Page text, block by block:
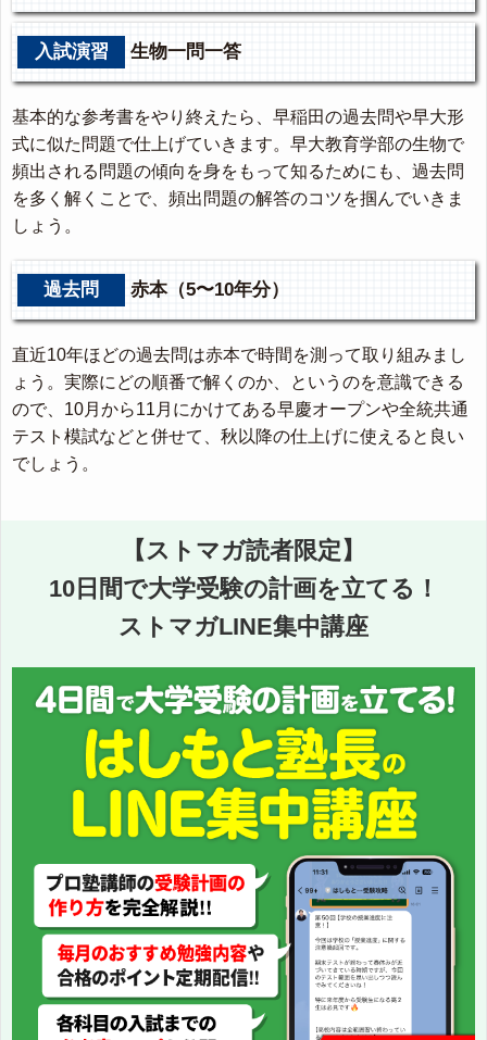
入試演習 生物一問一答
基本的な参考書をやり終えたら、早稲田の過去問や早大形
式に似た問題で仕上げていきます。早大教育学部の生物で
頻出される問題の傾向を身をもって知るためにも、過去問
を多く解くことで、頻出問題の解答のコツを掴んでいきま
しょう。
過去問 赤本（5〜10年分）
直近10年ほどの過去問は赤本で時間を測って取り組みまし
ょう。実際にどの順番で解くのか、というのを意識できる
ので、10月から11月にかけてある早慶オープンや全統共通
テスト模試などと併せて、秋以降の仕上げに使えると良い
でしょう。
【ストマガ読者限定】
10日間で大学受験の計画を立てる！
ストマガLINE集中講座